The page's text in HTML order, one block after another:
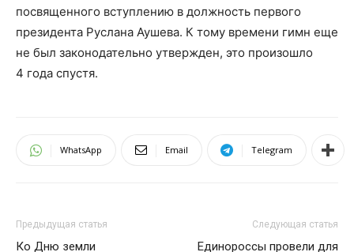
посвященного вступлению в должность первого
президента Руслана Аушева. К тому времени гимн еще
не был законодательно утвержден, это произошло
4 года спустя.
WhatsApp Email Telegram
Предыдущая статья
Ко Дню земли
Следующая статья
Единороссы провели для